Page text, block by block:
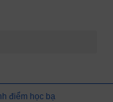
điểm học bạ